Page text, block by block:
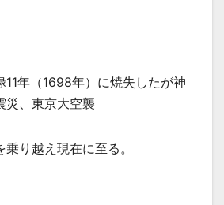
11年（1698年）に焼失したが神
災、東京大空襲
り越え現在に至る。